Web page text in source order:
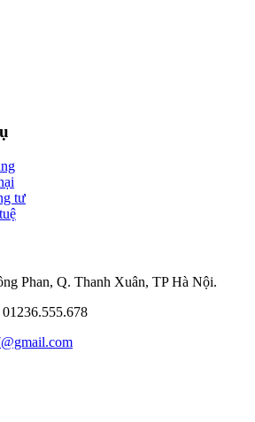
tư
Phan, Q. Thanh Xuân, TP Hà Nội.
01236.555.678